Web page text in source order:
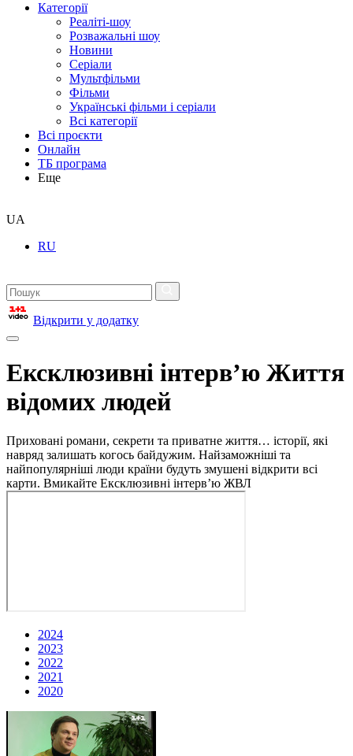
Категорії
Реаліті-шоу
Розважальні шоу
Новини
Серіали
Мультфільми
Фільми
Українські фільми і серіали
Всі категорії
Всі проєкти
Онлайн
ТБ програма
Еще
UA
RU
Відкрити у додатку
Ексклюзивні інтерв’ю Життя
відомих людей
Приховані романи, секрети та приватне життя… історії, які
навряд залишать когось байдужим. Найзаможніші та
найпопулярніші люди країни будуть змушені відкрити всі
карти. Вмикайте Ексклюзивні інтерв’ю ЖВЛ
2024
2023
2022
2021
2020